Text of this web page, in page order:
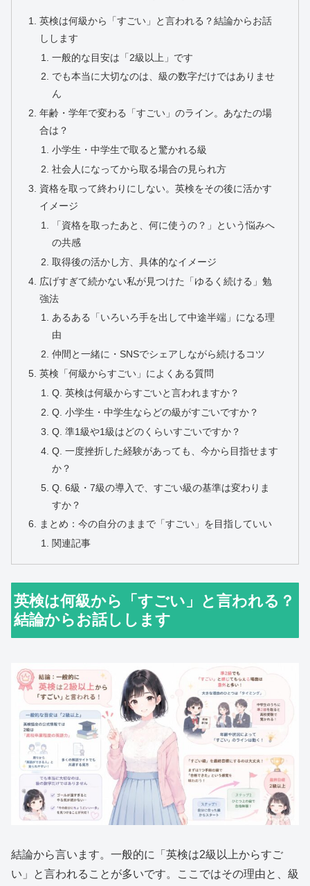
英検は何級から「すごい」と言われる？結論からお話
しします
一般的な目安は「2級以上」です
でも本当に大切なのは、級の数字だけではありませ
ん
年齢・学年で変わる「すごい」のライン。あなたの場
合は？
小学生・中学生で取ると驚かれる級
社会人になってから取る場合の見られ方
資格を取って終わりにしない。英検をその後に活かす
イメージ
「資格を取ったあと、何に使うの？」という悩みへ
の共感
取得後の活かし方、具体的なイメージ
広げすぎて続かない私が見つけた「ゆるく続ける」勉
強法
あるある「いろいろ手を出して中途半端」になる理
由
仲間と一緒に・SNSでシェアしながら続けるコツ
英検「何級からすごい」によくある質問
Q. 英検は何級からすごいと言われますか？
Q. 小学生・中学生ならどの級がすごいですか？
Q. 準1級や1級はどのくらいすごいですか？
Q. 一度挫折した経験があっても、今から目指せます
か？
Q. 6級・7級の導入で、すごい級の基準は変わりま
すか？
まとめ：今の自分のままで「すごい」を目指していい
関連記事
英検は何級から「すごい」と言われる？
結論からお話しします
結論から言います。一般的に「英検は2級以上からすご
い」と言われることが多いです。ここではその理由と、級